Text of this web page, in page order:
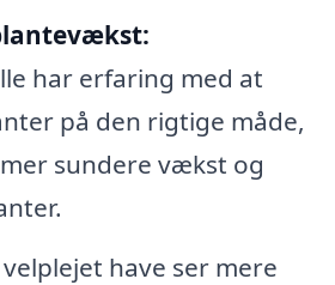
har erfaring med at
på den rigtige måde,
sundere vækst og
velplejet have ser mere